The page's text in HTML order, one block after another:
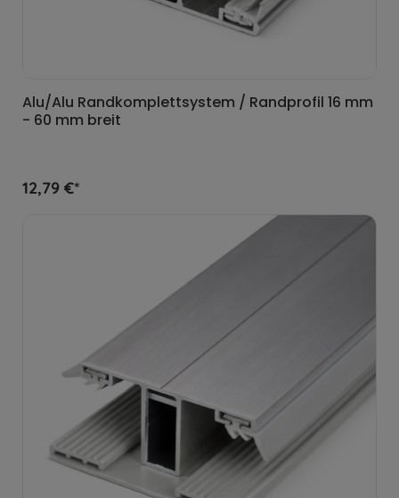
Alu/Alu Randkomplettsystem / Randprofil 16 mm
- 60 mm breit
12,79 €*